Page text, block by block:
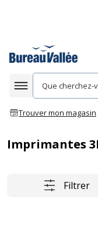
Afficher la
Trouver mon magasin
Imprimantes
Filtrer